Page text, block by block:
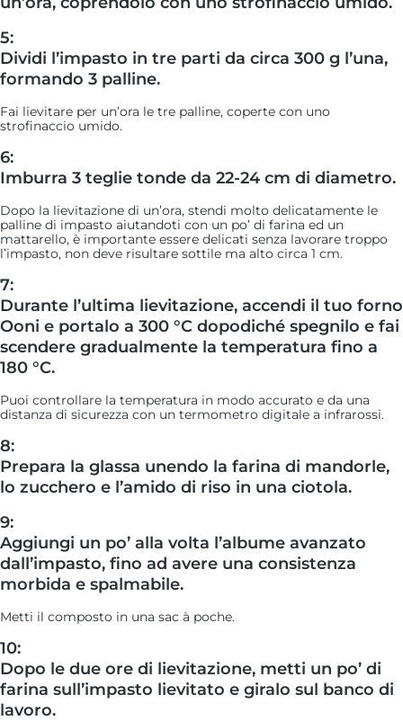
5:
Dividi l’impasto in tre parti da circa 300 g l’una,
formando 3 palline.
Fai lievitare per un’ora le tre palline, coperte con uno
strofinaccio umido.
6:
Imburra 3 teglie tonde da 22-24 cm di diametro.
Dopo la lievitazione di un’ora, stendi molto delicatamente le
palline di impasto aiutandoti con un po’ di farina ed un
mattarello, è importante essere delicati senza lavorare troppo
l’impasto, non deve risultare sottile ma alto circa 1 cm.
7:
Durante l’ultima lievitazione, accendi il tuo forno
Ooni e portalo a 300 °C dopodiché spegnilo e fai
scendere gradualmente la temperatura fino a
180 °C.
Puoi controllare la temperatura in modo accurato e da una
distanza di sicurezza con un termometro digitale a infrarossi.
8:
Prepara la glassa unendo la farina di mandorle,
lo zucchero e l’amido di riso in una ciotola.
9:
Aggiungi un po’ alla volta l’albume avanzato
dall’impasto, fino ad avere una consistenza
morbida e spalmabile.
Metti il composto in una sac à poche.
10:
Dopo le due ore di lievitazione, metti un po’ di
farina sull’impasto lievitato e giralo sul banco di
lavoro.